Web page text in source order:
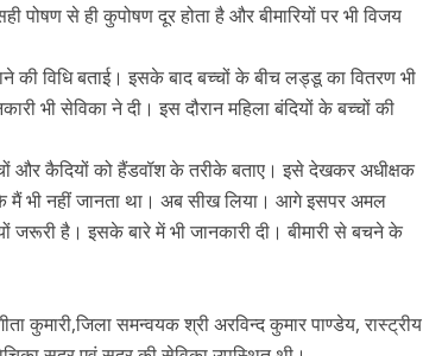
से ही कुपोषण दूर होता है और बीमारियों पर भी विजय
की विधि बताई। इसके बाद बच्चों के बीच लड्डू का वितरण भी
भी सेविका ने दी। इस दौरान महिला बंदियों के बच्चों की
और कैदियों को हैंडवॉश के तरीके बताए। इसे देखकर अधीक्षक
मैं भी नहीं जानता था। अब सीख लिया। आगे इसपर अमल
है। इसके बारे में भी जानकारी दी। बीमारी से बचने के
कुमारी,जिला समन्वयक श्री अरविन्द कुमार पाण्डेय, रास्ट्रीय